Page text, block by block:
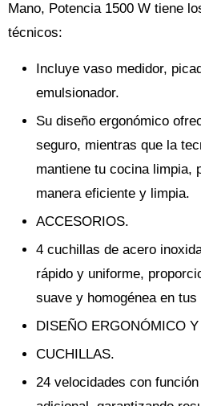
Mano, Potencia 1500 W tiene
técnicos:
Incluye vaso medidor,
emulsionador.
Su diseño ergonómico
seguro, mientras que la
mantiene tu cocina limpia,
manera eficiente y limpia.
ACCESORIOS.
4 cuchillas de acero
rápido y uniforme,
suave y homogénea en
DISEÑO ERGONÓMICO
CUCHILLAS.
24 velocidades con